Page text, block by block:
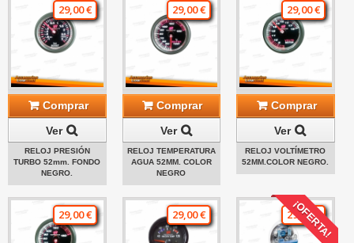
29,00 €
Comprar
Ver
RELOJ PRESIÓN
TURBO 52mm. FONDO
NEGRO.
29,00 €
Comprar
Ver
RELOJ TEMPERATURA
AGUA 52MM. COLOR
NEGRO
29,00 €
Comprar
Ver
RELOJ VOLTÍMETRO
52MM.COLOR NEGRO.
29,00 € 29,00 € ¡OFERTA!
29,00 €